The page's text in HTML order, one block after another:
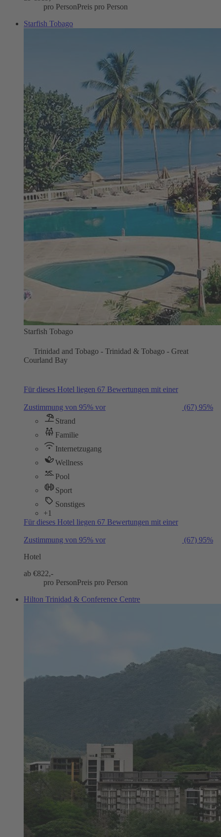
pro PersonPreis pro Person
Starfish Tobago
Starfish Tobago
Trinidad and Tobago - Trinidad & Tobago - Great
Courland Bay
Für dieses Hotel liegen 67 Bewertungen mit einer
Zustimmung von 95% vor (67) 95%
Strand
Familie
Internetzugang
Wellness
Pool
Sport
Sonstiges
+1
Für dieses Hotel liegen 67 Bewertungen mit einer
Zustimmung von 95% vor (67) 95%
Hotel
ab €822,-
pro PersonPreis pro Person
Hilton Trinidad & Conference Centre